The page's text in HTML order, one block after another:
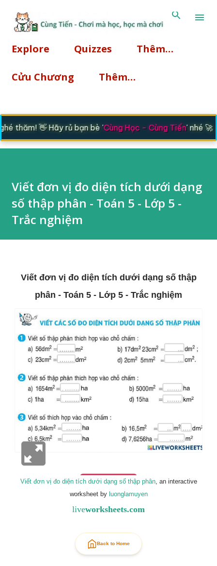
Explore Quizzes Thêm…
Cửu Chương Thêm…
thăm! 👋 Hãy rủ bạn bè 'Cùng Học - Cùng Tiến' nhé 🚀
Viết đơn vị đo diện tích dưới dạng
số thập phân - Toán 5 - Lớp 5 -
Trắc nghiệm
Viết đơn vị đo diện tích dưới dạng số thập
phân - Toán 5 - Lớp 5 - Trắc nghiệm
Viết đơn vị đo diện tích dưới dạng số thập phân, an interactive
worksheet by luonglamuyen
liveworksheets.com
Back to Home